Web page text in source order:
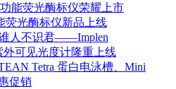
能荧光酶标仪荣耀上市
荧光酶标仪新品上线
人不识君——Implen
外可见光度计隆重上线
Tetra 蛋白电泳槽、Mini
促销